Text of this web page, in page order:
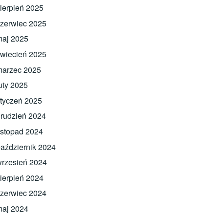
2025
2025
2025
2025
2025
2025
2025
2024
2024
2024
2024
2024
2024
2024